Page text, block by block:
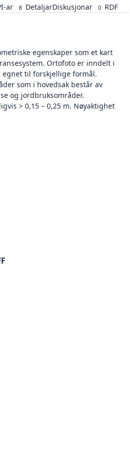
ar 8 DetaljarDiskusjonar 0 RDF
egenskaper som et kart
Ortofoto er inndelt i
til forskjellige formål.
som i hovedsak består av
og jordbruksområder.
> 0,15 – 0,25 m. Nøyaktighet